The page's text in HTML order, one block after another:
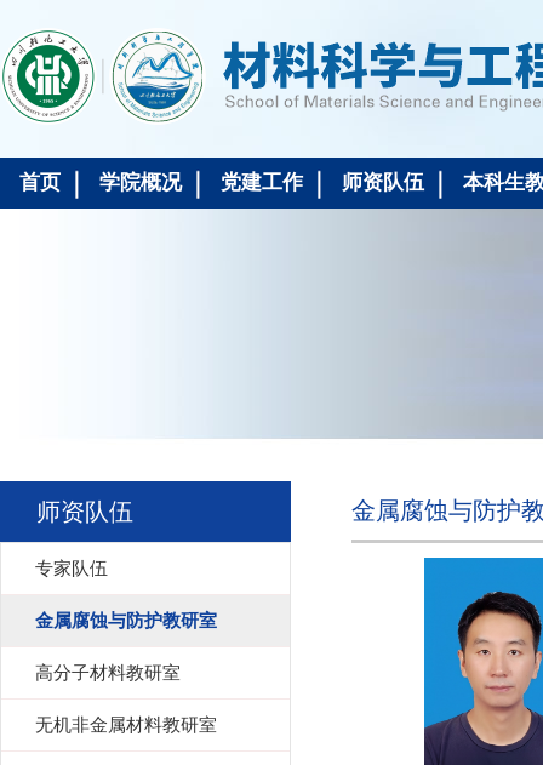
首页 学院概况 党建工作 师资队伍 本科生
师资队伍
专家队伍
金属腐蚀与防护教研室
高分子材料教研室
无机非金属材料教研室
金属腐蚀与防护